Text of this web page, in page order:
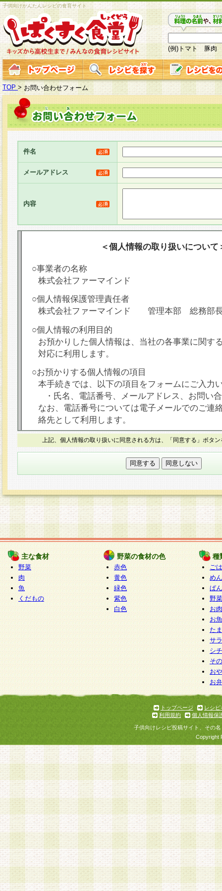
子供向けかんたんレシピの食育サイト
(例)トマト 豚肉
TOP > お問い合わせフォーム
件名
メールアドレス
内容
＜個人情報の取り扱いについて
○事業者の名称
株式会社ファーマインド
○個人情報保護管理責任者
株式会社ファーマインド 管理本部 総務部
○個人情報の利用目的
お預かりした個人情報は、当社の各事業に関す
対応に利用します。
○お預かりする個人情報の項目
本手続きでは、以下の項目をフォームにご入力
・氏名、電話番号、メールアドレス、お問い
なお、電話番号については電子メールでのご連
絡先として利用します。
○本人が容易に認識できない方法による個人情報
本フォームでは、セッション管理のためCookie
○個人情報の第三者提供について
力いただく個人情報は第三者に提供しません。
○個人情報の委託について
個人情報の取り扱いを外部に委託する場合は、
情報管理基準を満たす企業を選定して委託を行
が行われるよう監督します。
○開示対象個人情報の開示等および問い合わせ窓口
本人からの求めにより、当社が本件により取得
報の利用目的の通知・開示・内容の訂正・追加
停止・消去及び第三者への提供の禁止（以下、
といいます。）に応じます。
開示等に応じる窓口は以下になります。
ぱくすく食堂個人情報お客様相談窓口 paku-
m
個人情報を与えることは任意ですが、個人情報
意をいただけない場合には、当社のサービスの
お問い合わせ・ご相談への対応ができない場合
上記、個人情報の取り扱いに同意される方は、「同意する」ボタ
主な食材
野菜
肉
魚
くだもの
野菜の食材の色
赤色
黄色
緑色
紫色
白色
種
ご
めん
ぱん
野
お
お
た
サ
シ
そ
お
お
トップページ
レシピ
利用規約
個人情報保
子供向けレシピ投稿サイト、その
Copyright